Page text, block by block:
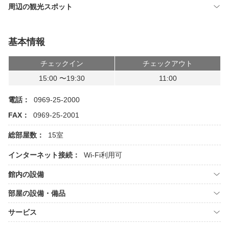
周辺の観光スポット
基本情報
チェックイン
チェックアウト
15:00 〜19:30
11:00
電話：
0969-25-2000
FAX：
0969-25-2001
総部屋数： 15室
インターネット接続： Wi-Fi利用可
館内の設備
部屋の設備・備品
サービス